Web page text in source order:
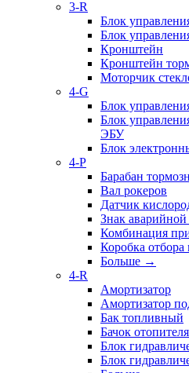
3-R
Блок
Блок
Кронштейн
Кронштейн
Моторчик
4-G
Блок
Блок
ЭБУ
Блок
4-P
Барабан
Вал рокеров
Датчик
Знак аварийной
Комбинация
Коробка
Больше →
4-R
Амортизатор
Амортизатор
Бак топливный
Бачок
Блок
Блок